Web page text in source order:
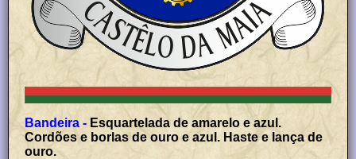
Bandeira - Esquartelada de amarelo e azul.
Cordões e borlas de ouro e azul. Haste e lança de
ouro.